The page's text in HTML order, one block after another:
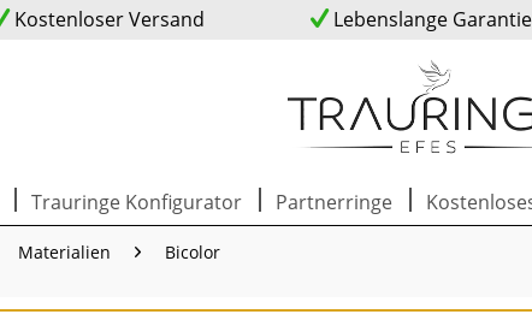
Kostenloser Versand Lebenslange Garantie
Trauringe Konfigurator Partnerringe
Materialien Bicolor